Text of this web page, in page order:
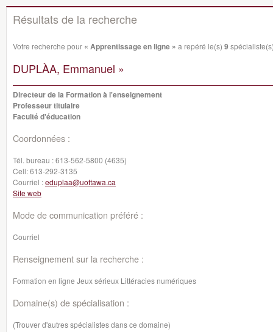
Résultats de la recherche
Votre recherche pour « Apprentissage en ligne » a repéré le(s) 9
DUPLÀA, Emmanuel »
Directeur de la Formation à l'enseignement
Professeur titulaire
Faculté d'éducation
Coordonnées :
Tél. bureau :613-562-5800 (4635)
Cell:613-292-3135
Courriel :eduplaa@uottawa.ca
Site web
Mode de communication préféré :
Courriel
Renseignement sur la recherche :
Formation en ligne Jeux sérieux Littéracies numériques
Domaine(s) de spécialisation :
(Trouver d'autres spécialistes dans ce domaine)